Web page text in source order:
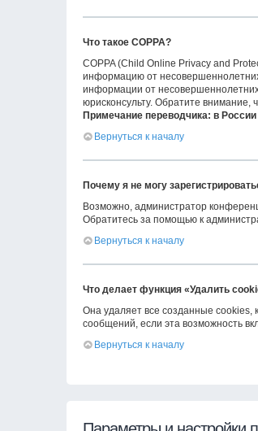
Что такое COPPA?
COPPA (Child Online Privacy and
информацию от
информации от
юрисконсульту. Обратите
Примечание переводчика: в
Вернуться к началу
Почему я не могу
Возможно, администратор
Обратитесь за помощью к
Вернуться к началу
Что делает функция «Удалить
Она удаляет все созданные cookies,
сообщений, если эта возможность
Вернуться к началу